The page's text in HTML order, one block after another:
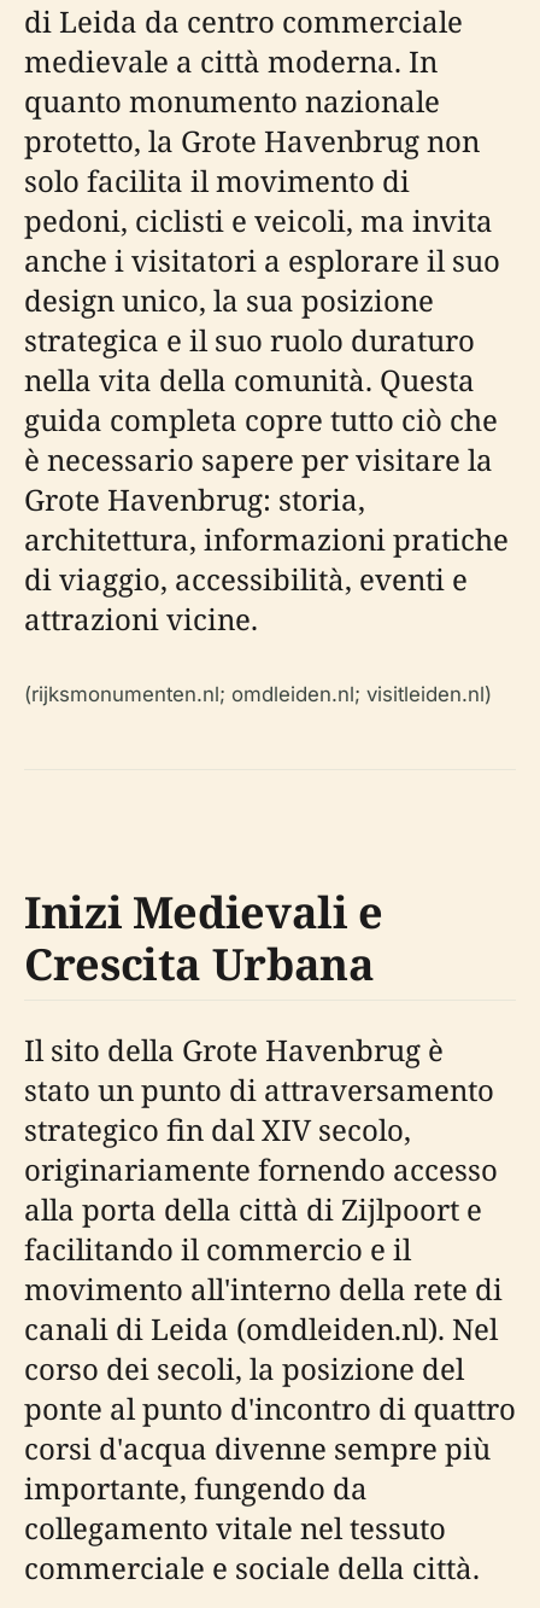
di Leida da centro commerciale
medievale a città moderna. In
quanto monumento nazionale
protetto, la Grote Havenbrug non
solo facilita il movimento di
pedoni, ciclisti e veicoli, ma invita
anche i visitatori a esplorare il suo
design unico, la sua posizione
strategica e il suo ruolo duraturo
nella vita della comunità. Questa
guida completa copre tutto ciò che
è necessario sapere per visitare la
Grote Havenbrug: storia,
architettura, informazioni pratiche
di viaggio, accessibilità, eventi e
attrazioni vicine.
(rijksmonumenten.nl; omdleiden.nl; visitleiden.nl)
Inizi Medievali e
Crescita Urbana
Il sito della Grote Havenbrug è
stato un punto di attraversamento
strategico fin dal XIV secolo,
originariamente fornendo accesso
alla porta della città di Zijlpoort e
facilitando il commercio e il
movimento all'interno della rete di
canali di Leida (omdleiden.nl). Nel
corso dei secoli, la posizione del
ponte al punto d'incontro di quattro
corsi d'acqua divenne sempre più
importante, fungendo da
collegamento vitale nel tessuto
commerciale e sociale della città.